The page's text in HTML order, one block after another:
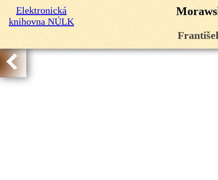
Elektronická
knihovna NÚLK